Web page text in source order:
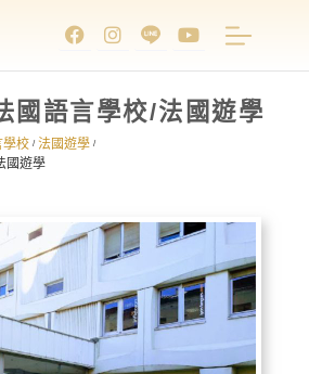
語言學校/法國遊學
學校 / 法國遊學 /
國遊學